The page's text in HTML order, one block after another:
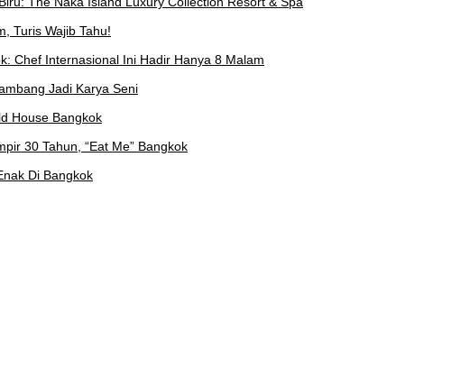
Turis Wajib Tahu!
Chef Internasional Ini Hadir Hanya 8 Malam
Jadi Karya Seni
House Bangkok
30 Tahun, “Eat Me” Bangkok
Di Bangkok